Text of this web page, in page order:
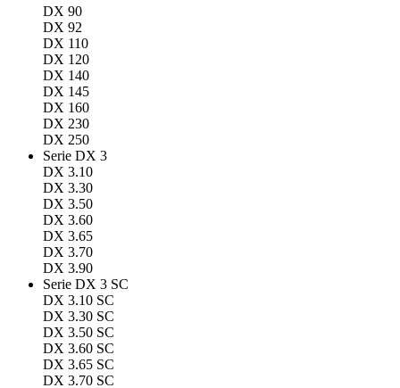
DX 90
DX 92
DX 110
DX 120
DX 140
DX 145
DX 160
DX 230
DX 250
Serie DX 3
DX 3.10
DX 3.30
DX 3.50
DX 3.60
DX 3.65
DX 3.70
DX 3.90
Serie DX 3 SC
DX 3.10 SC
DX 3.30 SC
DX 3.50 SC
DX 3.60 SC
DX 3.65 SC
DX 3.70 SC